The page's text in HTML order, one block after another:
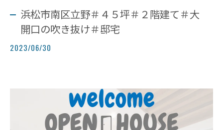
浜松市南区立野＃４５坪＃２階建て＃大
開口の吹き抜け＃邸宅
2023/06/30